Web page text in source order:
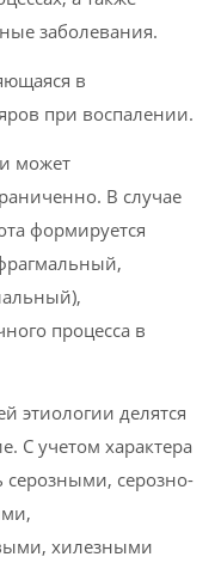
заболевания.
в
при воспалении.
может
В случае
формируется
процесса в
этиологии делятся
С учетом характера
серозными, серозно-
хилезными